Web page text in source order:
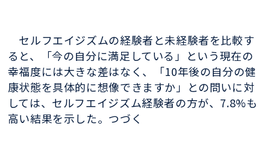
セルフエイジズムの経験者と未経験者を比較す
ると、「今の自分に満足している」という現在の
幸福度には大きな差はなく、「10年後の自分の健
康状態を具体的に想像できますか」との問いに対
しては、セルフエイジズム経験者の方が、7.8%も
高い結果を示した。つづく